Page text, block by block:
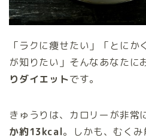
「ラクに痩せたい」「とにか
が知りたい」そんなあなたに
りダイエットです。
きゅうりは、カロリーが非常
か約13kcal。しかも、むく